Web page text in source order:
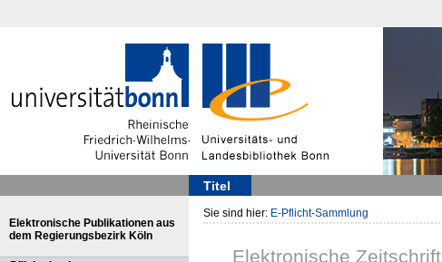
Titel
Elektronische Publikationen aus
dem Regierungsbezirk Köln
Sie sind hier: E-Pflicht-Sammlung
Elektronische Zeitschrift